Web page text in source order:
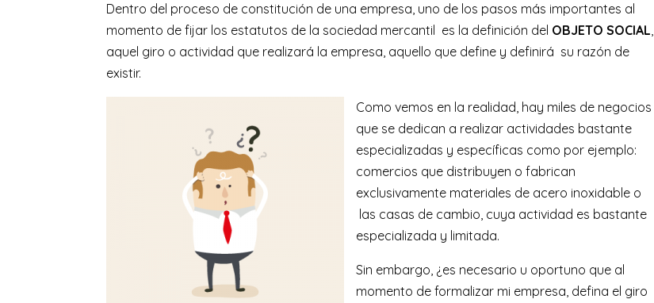
Dentro del proceso de constitución de una empresa, uno de los pasos más importantes al
momento de fijar los estatutos de la sociedad mercantil es la definición del OBJETO SOCIAL,
aquel giro o actividad que realizará la empresa, aquello que define y definirá su razón de
existir.
Como vemos en la realidad, hay miles de negocios
que se dedican a realizar actividades bastante
especializadas y específicas como por ejemplo:
comercios que distribuyen o fabrican
exclusivamente materiales de acero inoxidable o
las casas de cambio, cuya actividad es bastante
especializada y limitada.
Sin embargo, ¿es necesario u oportuno que al
momento de formalizar mi empresa, defina el giro